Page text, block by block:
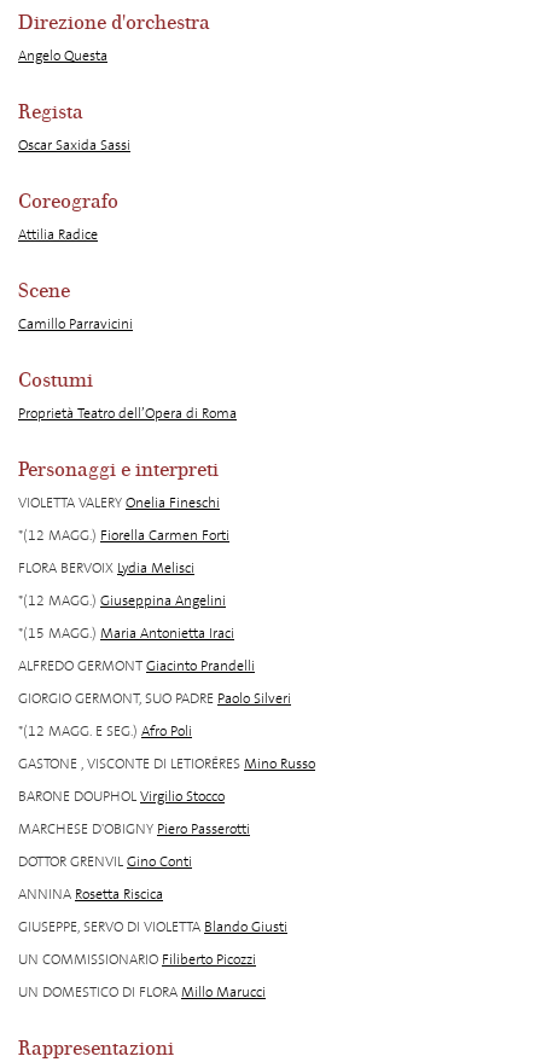
Direzione d'orchestra
Angelo Questa
Regista
Oscar Saxida Sassi
Coreografo
Attilia Radice
Scene
Camillo Parravicini
Costumi
Proprietà Teatro dell’Opera di Roma
Personaggi e interpreti
VIOLETTA VALERYOnelia Fineschi
*(12 MAGG.) Fiorella Carmen Forti
FLORA BERVOIX Lydia Melisci
*(12 MAGG.) Giuseppina Angelini
*(15 MAGG.) Maria Antonietta Iraci
ALFREDO GERMONTGiacinto Prandelli
GIORGIO GERMONT, SUO PADRE Paolo Silveri
*(12 MAGG. E SEG.) Afro Poli
GASTONE , VISCONTE DI LETIORÉRESMino Russo
BARONE DOUPHOLVirgilio Stocco
MARCHESE D'OBIGNY Piero Passerotti
DOTTOR GRENVILGino Conti
ANNINA Rosetta Riscica
GIUSEPPE, SERVO DI VIOLETTA Blando Giusti
UN COMMISSIONARIO Filiberto Picozzi
UN DOMESTICO DI FLORAMillo Marucci
Rappresentazioni